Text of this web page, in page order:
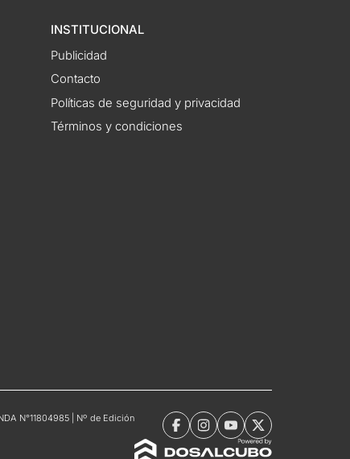
INSTITUCIONAL
Publicidad
Contacto
Políticas de seguridad y privacidad
Términos y condiciones
N°11804985 | Nº de Edición